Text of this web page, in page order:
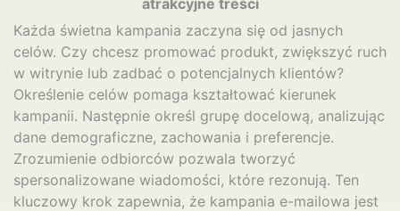
atrakcyjne treści
Każda świetna kampania zaczyna się od jasnych
celów. Czy chcesz promować produkt, zwiększyć ruch
w witrynie lub zadbać o potencjalnych klientów?
Określenie celów pomaga kształtować kierunek
kampanii. Następnie określ grupę docelową, analizując
dane demograficzne, zachowania i preferencje.
Zrozumienie odbiorców pozwala tworzyć
spersonalizowane wiadomości, które rezonują. Ten
kluczowy krok zapewnia, że kampania e-mailowa jest